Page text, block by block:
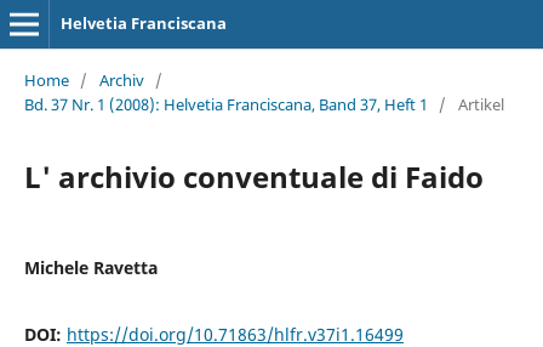
Helvetia Franciscana
Home / Archiv /
Bd. 37 Nr. 1 (2008): Helvetia Franciscana, Band 37, Heft 1
/ Artikel
L' archivio conventuale di Faido
Michele Ravetta
DOI: https://doi.org/10.71863/hlfr.v37i1.16499